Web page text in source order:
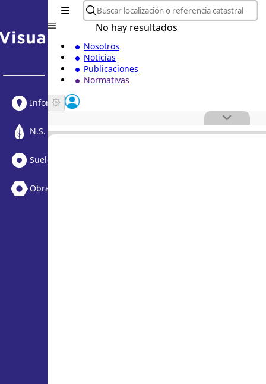
Informe Urbanístico
N.S. Medioambiental
Suelo Vacante + Obras
Obras
No hay resultados
Nosotros
Noticias
Publicaciones
Normativas